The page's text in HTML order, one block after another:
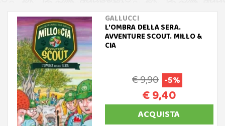
GALLUCCI
L'OMBRA DELLA SERA.
AVVENTURE SCOUT. MILLO &
CIA
€ 9,90 -5%
€ 9,40
ACQUISTA